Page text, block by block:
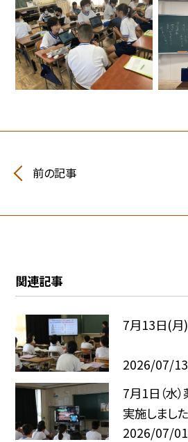
前の記事
関連記事
7月13日(月
2026/07/13
7月1日（水
実施しました
2026/07/01